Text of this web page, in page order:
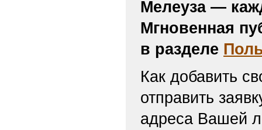
Мелеуза —
Мгновенная
в разделе
Как добавить
отправить
адреса Вашей